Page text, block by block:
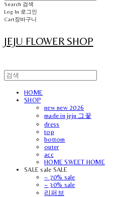
Search 검색
Log In 로그인
Cart장바구니
JEJU FLOWER SHOP
HOME
SHOP
new new 2026
made in jeju 그꽃
dress
top
bottom
outer
acc
HOME SWEET HOME
SALE sale SALE
~ 70% sale
~ 30% sale
리퍼브